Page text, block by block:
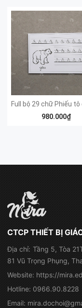
980.000₫
CTCP THIẾT BỊ
Địa chỉ: Tầng 5, Tòa
81 Vũ Trọng Phụng,
Website: https://
Hotline: 0966.90.8228
Email: